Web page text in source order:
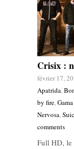
Crisix :
février 17,
Apatrida,
by fire,
Nervosa,
comments
Full HD, le